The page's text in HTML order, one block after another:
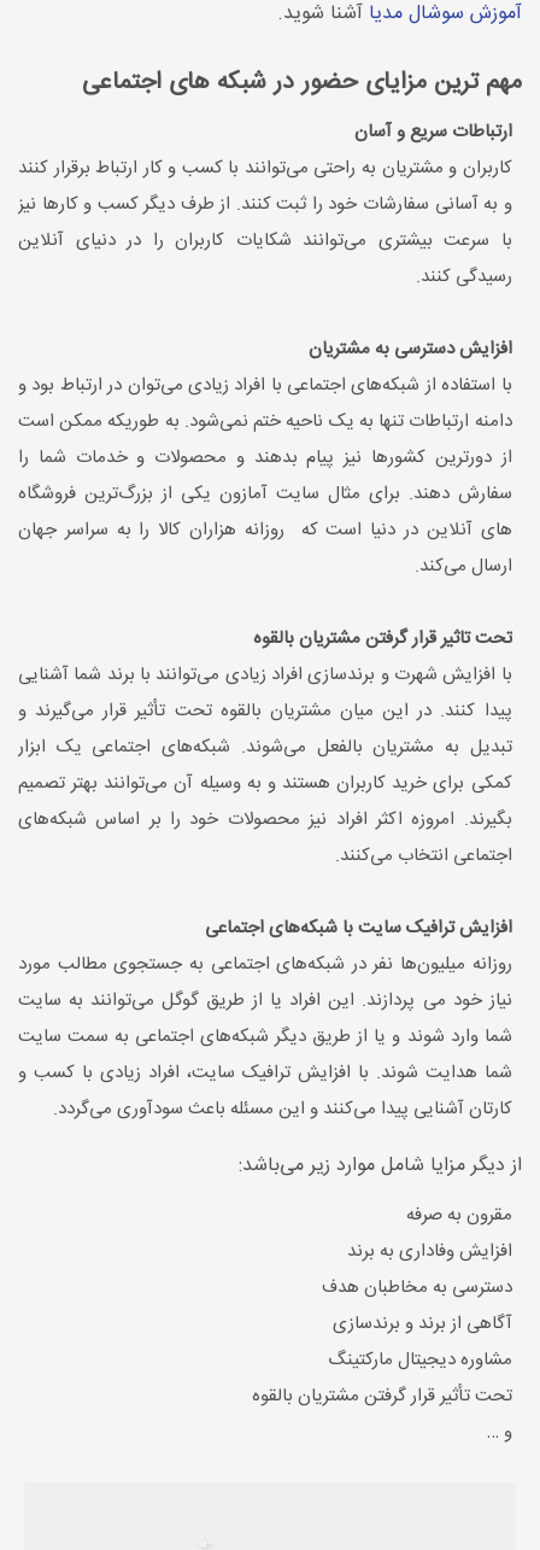
آموزش سوشال مدیا آشنا شوید.
مهم ترین مزایای حضور در شبکه های اجتماعی
ارتباطات سریع و آسان
کاربران و مشتریان به راحتی می‌توانند با کسب و کار ارتباط برقرار کنند
و به آسانی سفارشات خود را ثبت کنند. از طرف دیگر کسب و کارها نیز
با سرعت بیشتری می‌توانند شکایات کاربران را در دنیای آنلاین
رسیدگی کنند.
افزایش دسترسی به مشتریان
با استفاده از شبکه‌های اجتماعی با افراد زیادی می‌توان در ارتباط بود و
دامنه ارتباطات تنها به یک ناحیه ختم نمی‌شود. به طوریکه ممکن است
از دورترین کشورها نیز پیام بدهند و محصولات و خدمات شما را
سفارش دهند. برای مثال سایت آمازون یکی از بزرگ‌ترین فروشگاه
های آنلاین در دنیا است که روزانه هزاران کالا را به سراسر جهان
ارسال می‌کند.
تحت تاثیر قرار گرفتن مشتریان بالقوه
با افزایش شهرت و برندسازی افراد زیادی می‌توانند با برند شما آشنایی
پیدا کنند‌. در این میان مشتریان بالقوه تحت تأثیر قرار می‌گیرند و
تبدیل به مشتریان بالفعل می‌شوند. شبکه‌های اجتماعی یک ابزار
کمکی برای خرید کاربران هستند و به وسیله آن می‌توانند بهتر تصمیم
بگیرند. امروزه اکثر افراد نیز محصولات خود را بر اساس شبکه‌های
اجتماعی انتخاب می‌کنند.
افزایش ترافیک سایت با شبکه‌های اجتماعی
روزانه میلیون‌ها نفر در شبکه‌های اجتماعی به جستجوی مطالب مورد
نیاز خود می‌ پردازند. این افراد یا از طریق گوگل می‌توانند به سایت
شما وارد شوند و یا از طریق دیگر شبکه‌های اجتماعی به سمت سایت
شما هدایت شوند. با افزایش ترافیک سایت، افراد زیادی با کسب و
کارتان آشنایی پیدا می‌کنند و این مسئله باعث سودآوری می‌گردد.
از دیگر مزایا شامل موارد زیر می‌باشد:
مقرون به صرفه
افزایش وفاداری به برند
دسترسی به مخاطبان هدف
آگاهی از برند و برندسازی
مشاوره دیجیتال مارکتینگ
تحت تأثیر قرار گرفتن مشتریان بالقوه
و …